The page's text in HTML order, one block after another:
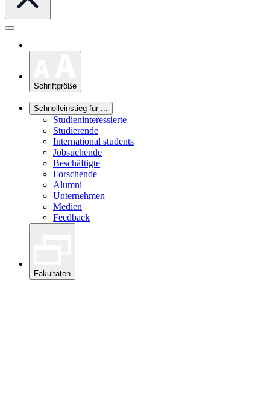
Schriftgröße
Schnelleinstieg für ...
Studieninteressierte
Studierende
International students
Jobsuchende
Beschäftigte
Forschende
Alumni
Unternehmen
Medien
Feedback
Fakultäten